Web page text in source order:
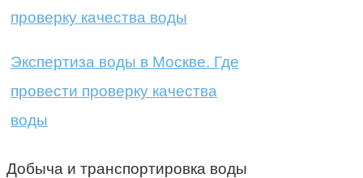
Экспертиза воды в Москве. Где
провести проверку качества
воды
Добыча и транспортировка воды